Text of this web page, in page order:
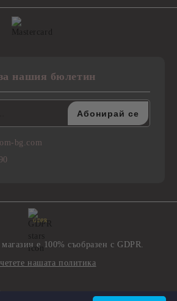
нашия бюлетин
bg.com
GDPR
е 100% съобразен с GDPR.
нашата политика